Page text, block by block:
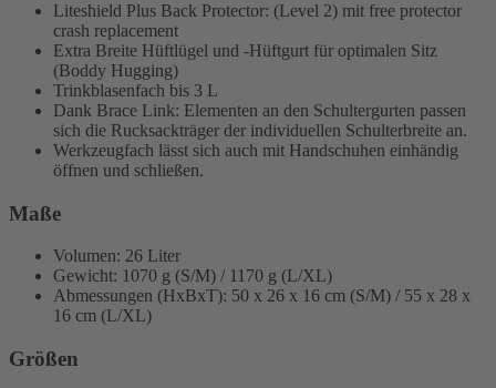
Liteshield Plus Back Protector: (Level 2) mit free protector
crash replacement
Extra Breite Hüftlügel und -Hüftgurt für optimalen Sitz
(Boddy Hugging)
Trinkblasenfach bis 3 L
Dank Brace Link: Elementen an den Schultergurten passen
sich die Rucksackträger der individuellen Schulterbreite an.
Werkzeugfach lässt sich auch mit Handschuhen einhändig
öffnen und schließen.
Maße
Volumen: 26 Liter
Gewicht: 1070 g (S/M) / 1170 g (L/XL)
Abmessungen (HxBxT): 50 x 26 x 16 cm (S/M) / 55 x 28 x
16 cm (L/XL)
Größen